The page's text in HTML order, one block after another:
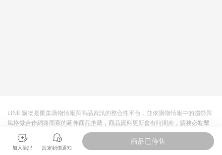
加入筆記 設定到價通知
商品已停售
LINE 購物是匯集購物情報與商品資訊的整合性平台，並依購物情報中的趨勢與
風格做合作網路商家的延伸商品推薦，商品資料更新會有時間差，請務必點擊
商品至各合作網路商家，確認現售價與購物條件，一切資訊以合作廠商網頁為
準。